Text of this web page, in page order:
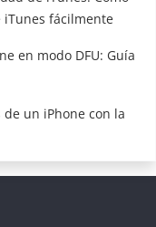
fácilmente
en modo DFU: Guía
un iPhone con la